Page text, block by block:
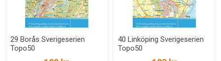
29 Borås Sverigeserien
Topo50
40 Linköping Sverigeserien
Topo50